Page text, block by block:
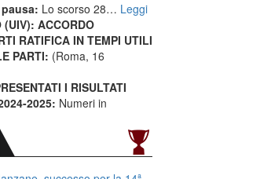
Lo scorso 28… Leggi
(UIV): ACCORDO
RATIFICA IN TEMPI UTILI
PARTI: (Roma, 16
I RISULTATI
2025: Numeri in